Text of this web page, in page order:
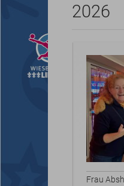
2026
Frau